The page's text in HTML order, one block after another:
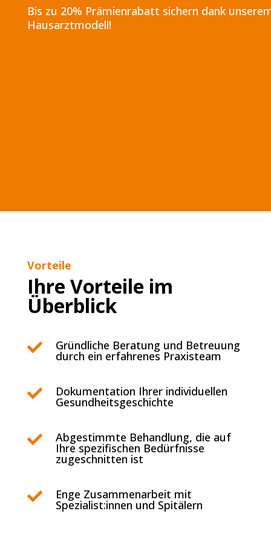
Bis zu 20% Prämienrabatt sichern dank
Hausarztmodell!
Vorteile
Ihre Vorteile im
Überblick
 Gründliche Beratung und Betreuung
durch ein erfahrenes Praxisteam
 Dokumentation Ihrer individuellen
Gesundheitsgeschichte
 Abgestimmte Behandlung, die auf
Ihre spezifischen Bedürfnisse
zugeschnitten ist
 Enge Zusammenarbeit mit
Spezialist:innen und Spitälern